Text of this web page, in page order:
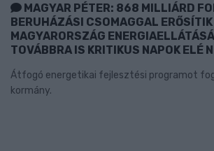
MAGYAR PÉTER: 868 MILLIÁRD
BERUHÁZÁSI CSOMAGGAL ERŐSÍTIK
MAGYARORSZÁG
TOVÁBBRA IS KRITIKUS NAPOK ELÉ
Átfogó energetikai fejlesztési programot
kormány.